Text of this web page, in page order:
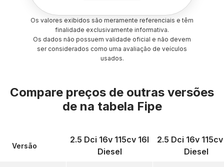
Os valores exibidos são meramente referenciais e têm
finalidade exclusivamente informativa.
Os dados não possuem validade oficial e não devem
ser considerados como uma avaliação de veículos
usados.
Compare preços de outras versões
de na tabela Fipe
Versão
2.5 Dci 16v 115cv 16l
Diesel
2.5 Dci 16v 115cv
Diesel